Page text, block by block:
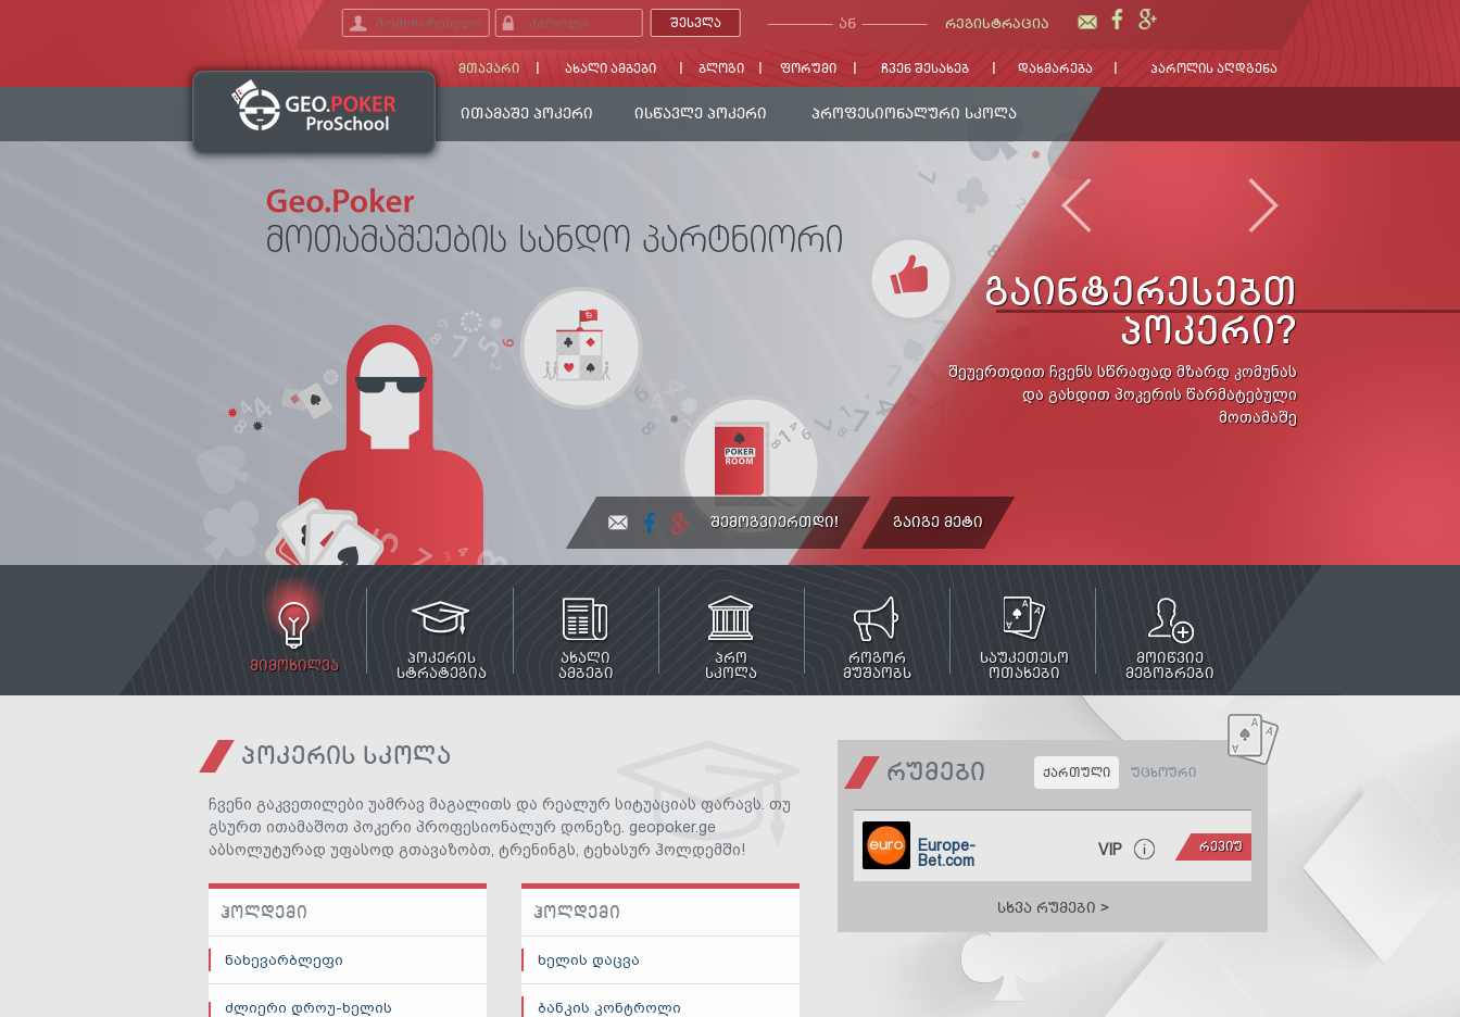
ᲐᲜ ᲠᲔᲒᲘᲡᲢᲠᲐᲪᲘᲐ
ᲛᲗᲐᲕᲐᲠᲘ ᲐᲮᲐᲚᲘ ᲐᲛᲑᲔᲑᲘ ᲑᲚᲝᲒᲘ ᲤᲝᲠᲣᲛᲘ ᲩᲕᲔᲜ ᲨᲔᲡᲐᲮᲔᲑ ᲓᲐᲮᲛᲐᲠᲔᲑᲐ ᲞᲐᲠᲝᲚᲘᲡ ᲐᲦᲓᲒᲔᲜᲐ
ᲘᲗᲐᲛᲐᲨᲔ ᲞᲝᲙᲔᲠᲘ ᲘᲡᲬᲐᲕᲚᲔ ᲞᲝᲙᲔᲠᲘ ᲞᲠᲝᲤᲔᲡᲘᲝᲜᲐᲚᲣᲠᲘ ᲡᲙᲝᲚᲐ
ᲒᲐᲘᲜᲢᲔᲠᲔᲡᲔᲑᲗ
ᲞᲝᲙᲔᲠᲘ?
შეუერთდით ჩვენს სწრაფად მზარდ კომუნას
და გახდით პოკერის წარმატებული
მოთამაშე
ᲨᲔᲛᲝᲒᲕᲘᲔᲠᲗᲓᲘ! ᲒᲐᲘᲒᲔ ᲛᲔᲢᲘ
ᲛᲘᲛᲝᲮᲘᲚᲕᲐ ᲞᲝᲙᲔᲠᲘᲡ
ᲡᲢᲠᲐᲢᲔᲒᲘᲐ
ᲐᲮᲐᲚᲘ
ᲐᲛᲑᲔᲑᲘ
ᲞᲠᲝ
ᲡᲙᲝᲚᲐ
ᲠᲝᲒᲝᲠ
ᲛᲣᲨᲐᲝᲑᲡ
ᲡᲐᲣᲙᲔᲗᲔᲡᲝ
ᲝᲗᲐᲮᲔᲑᲘ
ᲛᲝᲘᲬᲕᲘᲔ
ᲛᲔᲒᲝᲑᲠᲔᲑᲘ
ᲞᲝᲙᲔᲠᲘᲡ ᲡᲙᲝᲚᲐ
ჩვენი გაკვეთილები უამრავ მაგალითს და რეალურ სიტუაციას ფარავს. თუ
გსურთ ითამაშოთ პოკერი პროფესიონალურ დონეზე. geopoker.ge
აბსოლუტურად უფასოდ გთავაზობთ, ტრენინგს, ტეხასურ ჰოლდემში!
ᲰᲝᲚᲓᲔᲛᲘ
ნახევარბლეფი
ძლიერი დროუ-ხელის
ᲰᲝᲚᲓᲔᲛᲘ
ხელის დაცვა
ბანკის კონტროლი
ᲠᲣᲛᲔᲑᲘ ᲥᲐᲠᲗᲣᲚᲘ ᲣᲪᲮᲝᲣᲠᲘ
Europe-
Bet.com
VIP ᲠᲔᲕᲘᲣ
ᲡᲮᲕᲐ ᲠᲣᲛᲔᲑᲘ >